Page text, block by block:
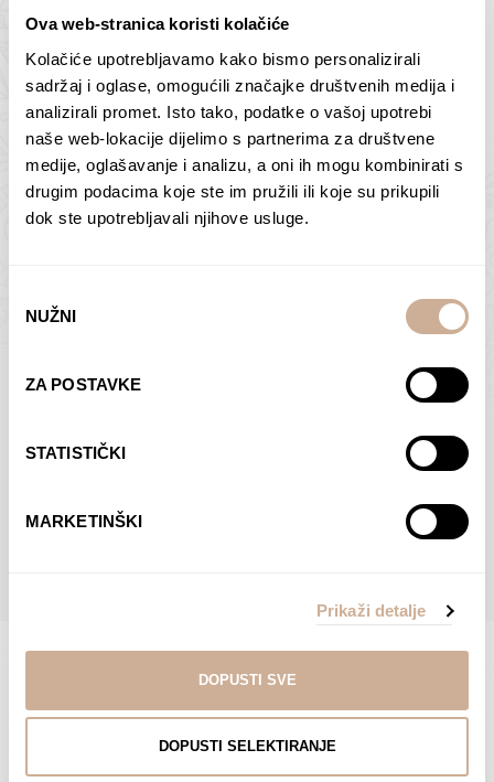
Ova web-stranica koristi kolačiće
Kolačiće upotrebljavamo kako bismo personalizirali
sadržaj i oglase, omogućili značajke društvenih medija i
analizirali promet. Isto tako, podatke o vašoj upotrebi
naše web-lokacije dijelimo s partnerima za društvene
medije, oglašavanje i analizu, a oni ih mogu kombinirati s
drugim podacima koje ste im pružili ili koje su prikupili
dok ste upotrebljavali njihove usluge.
pristanka
NUŽNI
ZA POSTAVKE
STATISTIČKI
MARKETINŠKI
Prikaži detalje
DOPUSTI SVE
DOPUSTI SELEKTIRANJE
Butan – ljudi 2
75,00€ – 138,00€Raspon
cijena:
od
75,00 €
138,00 €
ODABERI OPCIJE
Antarktika – krajolik
2
75,00€ – 138,00€Raspon
cijena:
od
ODABERI OPCIJE
Dolac
ODABERI OPCIJE
Moreškanti – sjena
€Raspon
od
75,00 €
do
138,00 €
ODABERI OPCIJE
POGLEDAJTE SVE PROIZVODE U OVOJ KATEGORIJI
Limited Edition Fotografije